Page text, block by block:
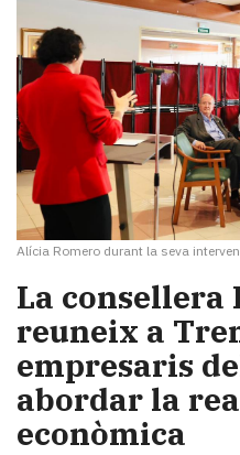
Alícia Romero durant la seva
La consellera
reuneix a
empresaris
abordar la
econòmica